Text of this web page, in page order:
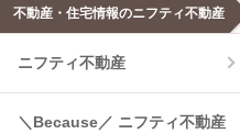
エアコンあり
温水洗浄便座
コンロ2口以上
不動産・住宅情報のニフティ不動産
ニフティ不動産
＼Because／ ニフティ不動産